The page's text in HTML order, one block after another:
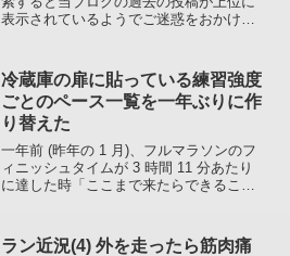
表示されているようでご迷惑をおかけし
有益な情報だとは思いますが今日の明日
なので (約 6 時間...
冷蔵庫の扉に貼っている練習強度
ごとのペース一覧を一年ぶりに作
り替えた
一年前 (昨年の 1 月)、フルマラソンのフ
ィニッシュタイムが 3 時間 11 分あたり
に達した時「ここまで来たらできること
分を切るために必要な練習強度ご...
ラン近況(4) 外を走ったら筋肉痛